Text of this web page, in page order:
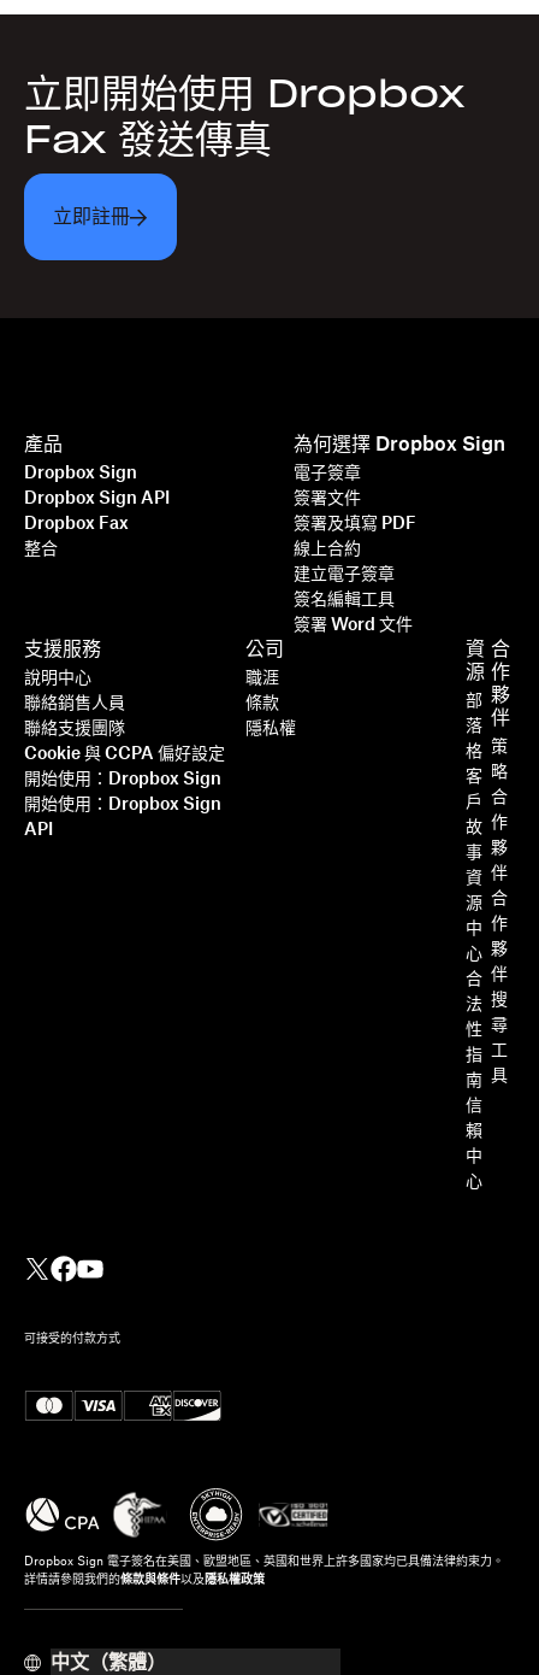
立即開始使用 Dropbox
Fax 發送傳真
立即註冊
產品
Dropbox Sign
Dropbox Sign API
Dropbox Fax
整合
為何選擇 Dropbox Sign
電子簽章
簽署文件
簽署及填寫 PDF
線上合約
建立電子簽章
簽名編輯工具
簽署 Word 文件
支援服務
說明中心
聯絡銷售人員
聯絡支援團隊
Cookie 與 CCPA 偏好設定
開始使用：Dropbox Sign
開始使用：Dropbox Sign
API
資
源
部
落
格
客
戶
故
事
資
源
中
心
合
法
性
指
南
信
賴
中
心
合
作
夥
伴
策
略
合
作
夥
伴
合
作
夥
伴
搜
尋
具
公司
職涯
條款
隱私權
可接受的付款方式
Dropbox Sign 電子簽名在美國、歐盟地區、英國和世界上許多國家均已具備法律約束力。
詳情請參閱我們的條款與條件以及 隱私權政策